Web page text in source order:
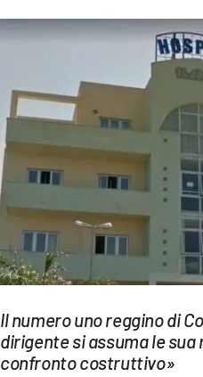
AMBIENTE
CULTURA
ECONOMIA E LAVORO
EVENTI
SPORT
Streaming
LAC NETWORK
LAC ONAIR
Il numero uno reggino di
dirigente si assuma le
confronto costruttivo»